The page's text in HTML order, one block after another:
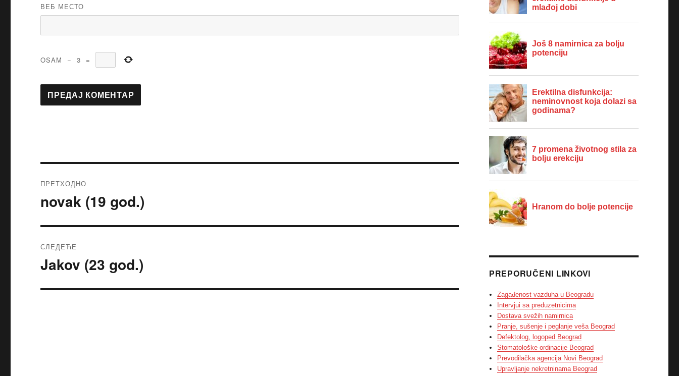
ВЕБ МЕСТО
OSAM − 3 =
ПРЕТХОДНО
Претходни
novak (19 god.)
СЛЕДЕЋЕ
Следећи
Jakov (23 god.) PREPORUČENI LINKOVI
Zagađenost vazduha u Beogradu
Intervjui sa preduzetnicima
Dostava svežih namirnica
Pranje, sušenje i peglanje veša Beograd
Defektolog, logoped Beograd
Stomatološke ordinacije Beograd
Prevodilačka agencija Novi Beograd
Upravljanje nekretninama Beograd